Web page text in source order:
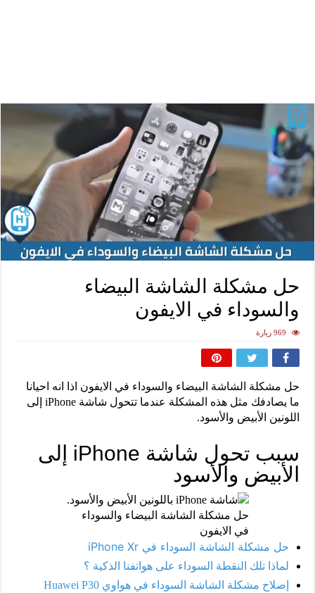
حل مشكلة الشاشة البيضاء
والسوداء في الايفون
969 زيارة
حل مشكلة الشاشة البيضاء والسوداء في الايفون اذا انه احيانا
ما يصادفك مثل هذه المشكلة عندما تتحول شاشة iPhone إلى
اللونين الأبيض والأسود.
سبب تحول شاشة iPhone إلى
الأبيض والأسود
حل مشكلة الشاشة البيضاء والسوداء
في الايفون
حل مشكلة الشاشة السوداء في iPhone Xr
لماذا تلك النقطة السوداء على هواتفنا الذكية ؟
إصلاح مشكلة الشاشة السوداء في هواوي Huawei P30